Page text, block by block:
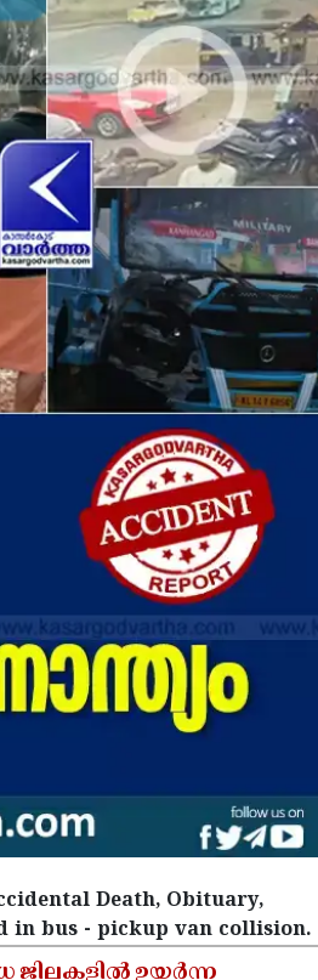
Death, Obituary,
in bus - pickup van collision.